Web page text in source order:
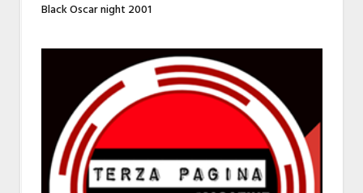
Black Oscar night 2001